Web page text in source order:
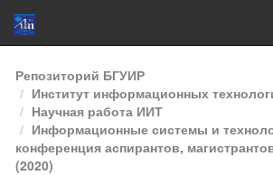
Skip
navigation
Репозиторий БГУИР
Институт информационных
Научная работа ИИТ
Информационные системы и
конференция аспирантов,
(2020)